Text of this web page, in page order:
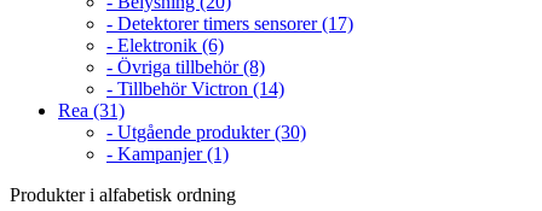
- Detektorer timers sensorer (17)
- Elektronik (6)
- Övriga tillbehör (8)
- Tillbehör Victron (14)
Rea (31)
- Utgående produkter (30)
- Kampanjer (1)
Produkter i alfabetisk ordning